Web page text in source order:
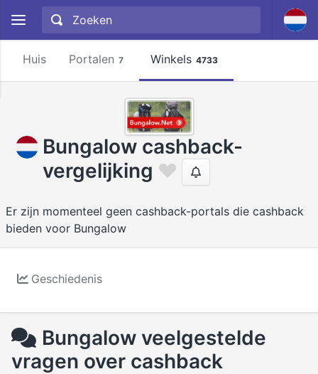
Huis Portalen 7 Winkels 4733
Bungalow cashback-
vergelijking
Er zijn momenteel geen cashback-portals die cashback
bieden voor Bungalow
Geschiedenis
Bungalow veelgestelde
vragen over cashback